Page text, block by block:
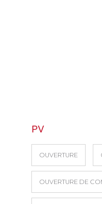
PV
OUVERTURE
OUVERTURE DE